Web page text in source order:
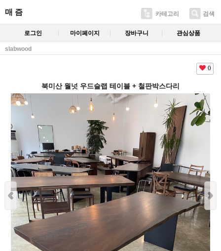
매 즘 카테고리 검색
로그인 마이페이지 장바구니 관심상품
slabwood
0
북미산 월넛 우드슬랩 테이블 + 철판박스다리